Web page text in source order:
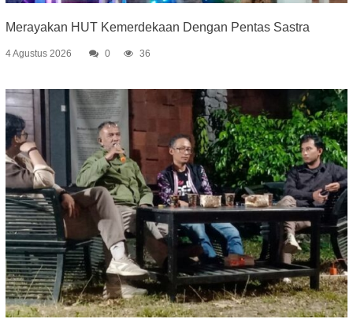
Merayakan HUT Kemerdekaan Dengan Pentas Sastra
4 Agustus 2026 0 36